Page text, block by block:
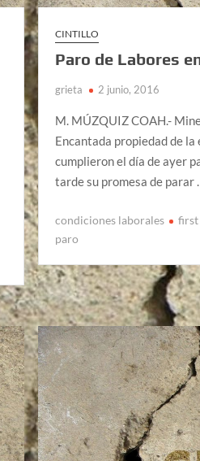
CINTILLO
Paro de Labores
grieta 2 junio, 2016
M. MÚZQUIZ COAH.-
Encantada propiedad de
cumplieron el día de ayer
tarde su promesa de parar
condiciones laborales first
paro